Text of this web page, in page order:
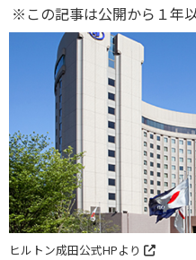
※この記事は公開から１年以
ヒルトン成田公式HPより